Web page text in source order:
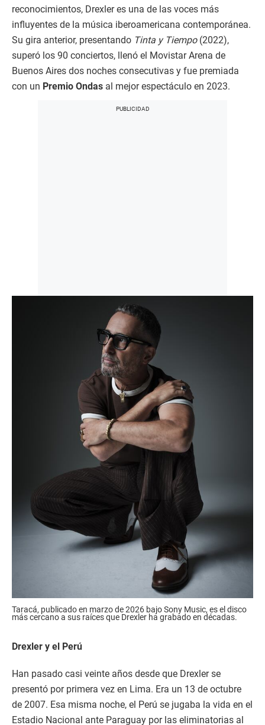
reconocimientos, Drexler es una de las voces más
influyentes de la música iberoamericana contemporánea.
Su gira anterior, presentando Tinta y Tiempo(2022),
superó los 90 conciertos, llenó el Movistar Arena de
Buenos Aires dos noches consecutivas y fue premiada
con un Premio Ondas al mejor espectáculo en 2023.
Taracá, publicado en marzo de 2026 bajo Sony Music, es el disco
más cercano a sus raíces que Drexler ha grabado en décadas.
Drexler y el Perú
Han pasado casi veinte años desde que Drexler se
presentó por primera vez en Lima. Era un 13 de octubre
de 2007. Esa misma noche, el Perú se jugaba la vida en el
Estadio Nacional ante Paraguay por las eliminatorias al